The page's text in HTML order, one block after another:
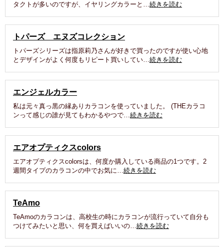
タクトが多いのですが、イヤリングカラーと…続きを読む
トパーズ エヌズコレクション
トパーズシリーズは指原莉乃さんが好きで買ったのですが使い心地
とデザインがよく何度もリピート買いしてい…続きを読む
エンジェルカラー
私は元々真っ黒の縁ありカラコンを使っていました。 (THEカラコ
ンって感じの誰が見てもわかるやつで…続きを読む
エアオプティクスcolors
エアオプティクスcolorsは、何度か購入している商品の1つです。2
週間タイプのカラコンの中でお気に…続きを読む
TeAmo
TeAmoのカラコンは、高校生の時にカラコンが流行っていて自分も
つけてみたいと思い、何を買えばいいの…続きを読む